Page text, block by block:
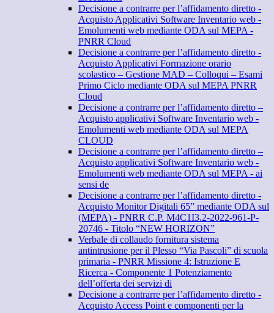
Decisione a contrarre per l’affidamento diretto -
Acquisto Applicativi Software Inventario web -
Emolumenti web mediante ODA sul MEPA -
PNRR Cloud
Decisione a contrarre per l’affidamento diretto -
Acquisto Applicativi Formazione orario
scolastico – Gestione MAD – Colloqui – Esami
Primo Ciclo mediante ODA sul MEPA PNRR
Cloud
Decisione a contrarre per l’affidamento diretto –
Acquisto applicativi Software Inventario web -
Emolumenti web mediante ODA sul MEPA
CLOUD
Decisione a contrarre per l’affidamento diretto –
Acquisto applicativi Software Inventario web -
Emolumenti web mediante ODA sul MEPA - ai
sensi de
Decisione a contrarre per l’affidamento diretto -
Acquisto Monitor Digitali 65” mediante ODA sul
(MEPA) - PNRR C.P. M4C1I3.2-2022-961-P-
20746 - Titolo “NEW HORIZON”
Verbale di collaudo fornitura sistema
antintrusione per il Plesso “Via Pascoli” di scuola
primaria - PNRR Missione 4: Istruzione E
Ricerca - Componente 1 Potenziamento
dell’offerta dei servizi di
Decisione a contrarre per l’affidamento diretto -
Acquisto Access Point e componenti per la